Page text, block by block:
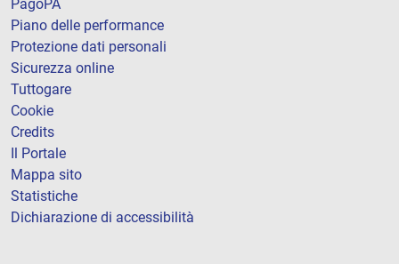
PagoPA
Piano delle performance
Protezione dati personali
Sicurezza online
Tuttogare
Cookie
Credits
Il Portale
Mappa sito
Statistiche
Dichiarazione di accessibilità